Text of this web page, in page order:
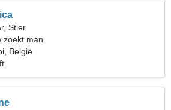
Stier
zoekt man
België